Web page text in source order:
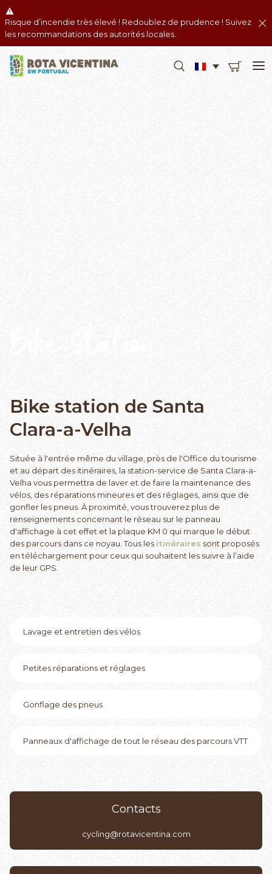
Risque d’incendie très élevé ! Redoublez de prudence ! Suivez
les recommandations des autorités locales.
Bike station de Santa
Clara-a-Velha
Située à l'entrée même du village, près de l'Office du tourisme
et au départ des itinéraires, la station-service de Santa Clara-a-
Velha vous permettra de laver et de faire la maintenance des
vélos, des réparations mineures et des réglages, ainsi que de
gonfler les pneus. À proximité, vous trouverez plus de
renseignements concernant le réseau sur le panneau
d'affichage à cet effet et la plaque KM 0 qui marque le début
des parcours dans ce noyau. Tous les itinéraires sont proposés
en téléchargement pour ceux qui souhaitent les suivre à l’aide
de leur GPS.
Lavage et entretien des vélos
Petites réparations et réglages
Gonflage des pneus
Panneaux d'affichage de tout le réseau des parcours VTT
Contacts
cycling@rotavicentina.com